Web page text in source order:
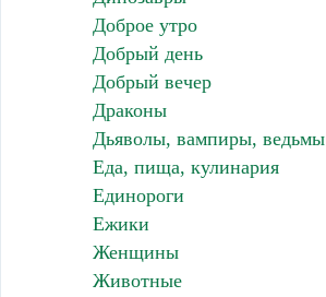
Доброе утро
Добрый день
Добрый вечер
Драконы
Дьяволы, вампиры, ведьмы
Еда, пища, кулинария
Единороги
Ежики
Женщины
Животные